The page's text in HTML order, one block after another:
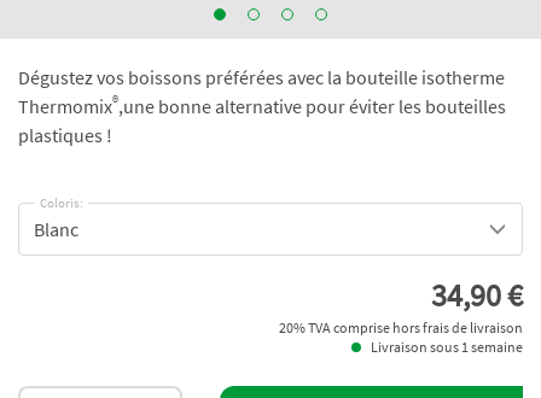
Dégustez vos boissons préférées avec la bouteille isotherme
Thermomix®,une bonne alternative pour éviter les bouteilles
plastiques !
Coloris:
Blanc
34,90 €
20% TVA comprise hors frais de livraison
Livraison sous 1 semaine